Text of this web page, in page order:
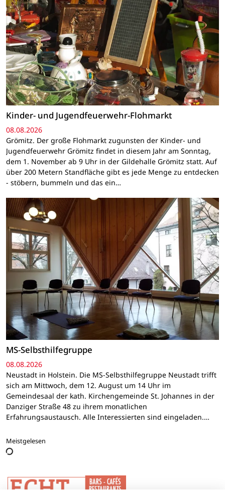
Kinder- und Jugendfeuerwehr-Flohmarkt
08.08.2026
Grömitz. Der große Flohmarkt zugunsten der Kinder- und
Jugendfeuerwehr Grömitz findet in diesem Jahr am Sonntag,
dem 1. November ab 9 Uhr in der Gildehalle Grömitz statt. Auf
über 200 Metern Standfläche gibt es jede Menge zu entdecken
- stöbern, bummeln und das ein…
MS-Selbsthilfegruppe
08.08.2026
Neustadt in Holstein. Die MS-Selbsthilfegruppe Neustadt trifft
sich am Mittwoch, dem 12. August um 14 Uhr im
Gemeindesaal der kath. Kirchengemeinde St. Johannes in der
Danziger Straße 48 zu ihrem monatlichen
Erfahrungsaustausch. Alle Interessierten sind eingeladen.…
Meistgelesen